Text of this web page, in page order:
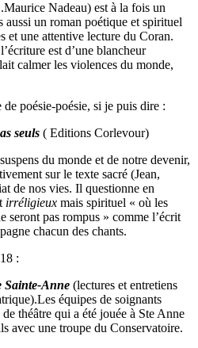
Nadeau) est à la fois un
aussi un roman poétique et spirituel
et une attentive lecture du Coran.
est d’une blancheur
calmer les violences du monde,
poésie-poésie, si je puis dire :
seuls ( Editions Corlevour)
du monde et de notre devenir,
sur le texte sacré (Jean,
de nos vies. Il questionne en
irréligieux mais spirituel « où les
seront pas rompus » comme l’écrit
chacun des chants.
:
Sainte-Anne (lectures et entretiens
équipes de soignants
théâtre qui a été jouée à Ste Anne
avec une troupe du Conservatoire.